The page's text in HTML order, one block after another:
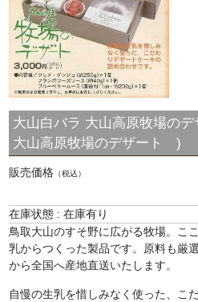
大山白バラ 大山高原牧場の
大山高原牧場のデザート )
販売価格 （税込）
在庫状態 : 在庫有り
鳥取大山のすそ野に広がる牧場。こ
乳からつくった製品です。原料も厳
から全国へ産地直送いたします。
自慢の生乳を惜しみなく使った、こ